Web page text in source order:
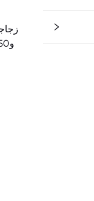
و50 مل و100 مل للبيع بالجملة